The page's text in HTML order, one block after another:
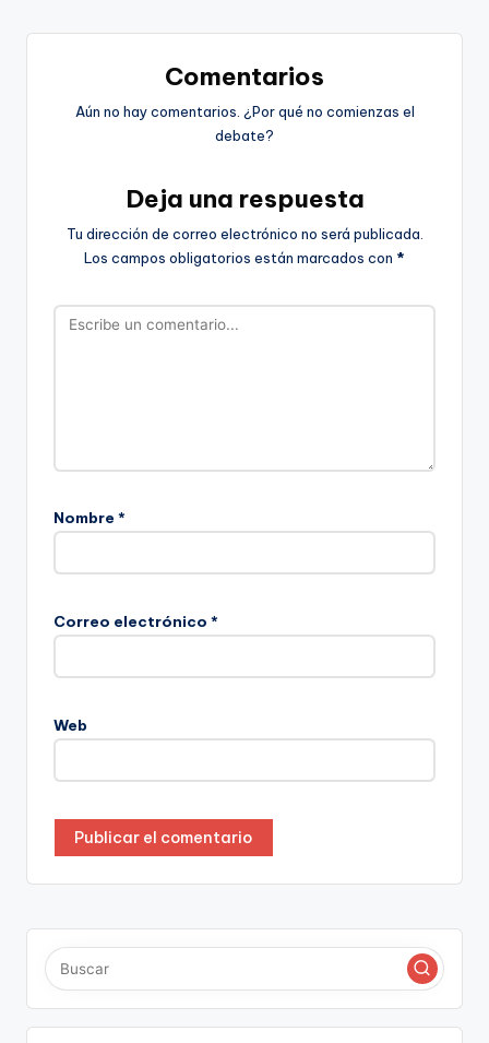
Comentarios
Aún no hay comentarios. ¿Por qué no comienzas el
debate?
Deja una respuesta
Tu dirección de correo electrónico no será publicada.
Los campos obligatorios están marcados con *
Nombre *
Correo electrónico *
Web